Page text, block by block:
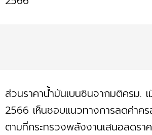
ส่วนราคาน้ำมันเบนซินจากมติครม.
2566 เห็นชอบแนวทางการลดค่าค
ตามที่กระทรวงพลังงานเสนอลดรา